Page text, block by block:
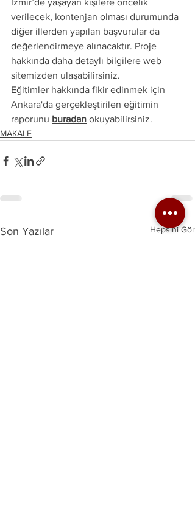
İzmir’de yaşayan kişilere öncelik
verilecek, kontenjan olması durumunda
diğer illerden yapılan başvurular da
değerlendirmeye alınacaktır. Proje
hakkında daha detaylı bilgilere web
sitemizden ulaşabilirsiniz.
Eğitimler hakkında fikir edinmek için
Ankara'da gerçekleştirilen eğitimin
raporunu buradan okuyabilirsiniz.
MAKALE
Son Yazılar Hepsini Gör